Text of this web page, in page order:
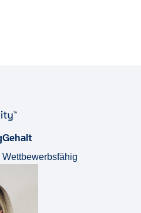
Gehalt
Wettbewerbsfähig